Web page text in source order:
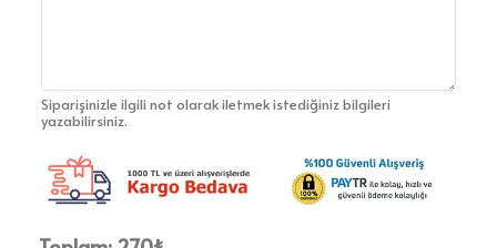
Siparişinizle ilgili not olarak iletmek istediğiniz bilgileri
yazabilirsiniz.